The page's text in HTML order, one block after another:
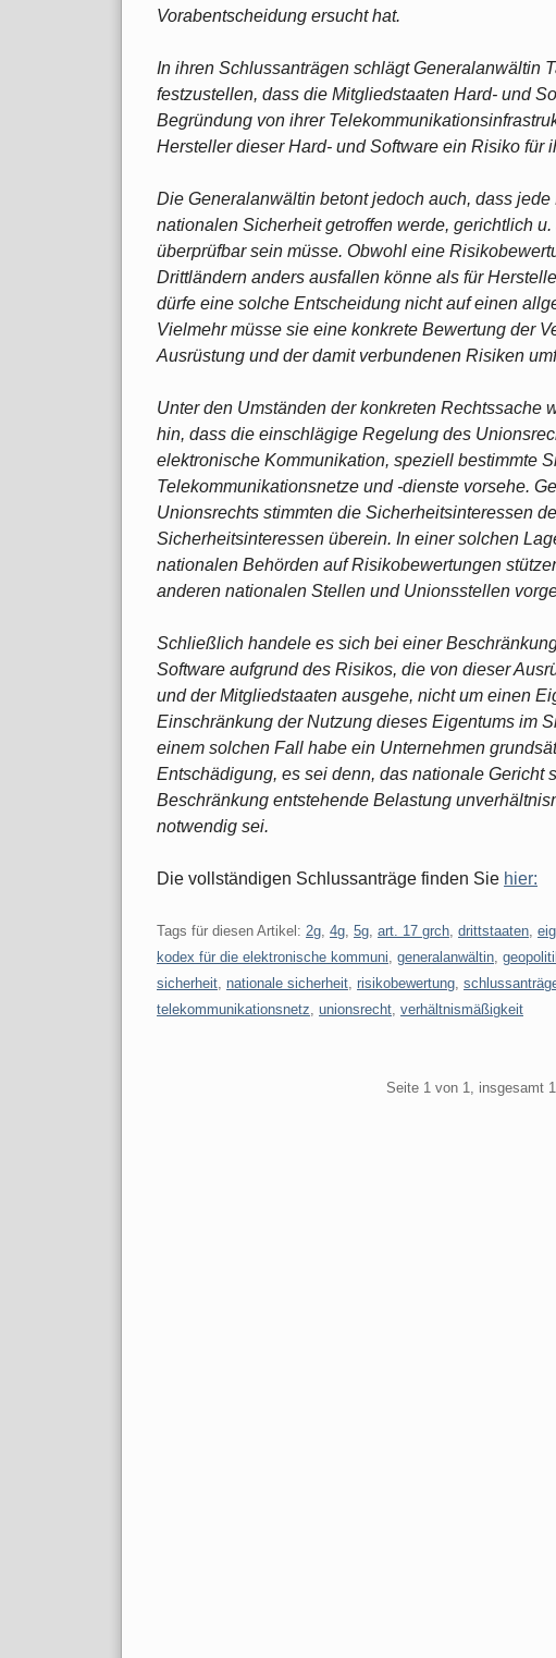
Vorabentscheidung ersucht hat.
In ihren Schlussanträgen schlägt Generalanwältin
festzustellen, dass die Mitgliedstaaten Hard- und
Begründung von ihrer
Hersteller dieser Hard- und Software ein Risiko für
Die Generalanwältin betont jedoch auch, dass
nationalen Sicherheit getroffen werde, gerichtlich
überprüfbar sein müsse. Obwohl eine
Drittländern anders ausfallen könne als für
dürfe eine solche Entscheidung nicht auf einen
Vielmehr müsse sie eine konkrete Bewertung der
Ausrüstung und der damit verbundenen Risiken
Unter den Umständen der konkreten Rechtssache
hin, dass die einschlägige Regelung des
elektronische Kommunikation, speziell bestimmte
Telekommunikationsnetze und -dienste vorsehe.
Unionsrechts stimmten die Sicherheitsinteressen
Sicherheitsinteressen überein. In einer solchen
nationalen Behörden auf Risikobewertungen
anderen nationalen Stellen und Unionsstellen
Schließlich handele es sich bei einer
Software aufgrund des Risikos, die von dieser
und der Mitgliedstaaten ausgehe, nicht um einen
Einschränkung der Nutzung dieses Eigentums im
einem solchen Fall habe ein Unternehmen
Entschädigung, es sei denn, das nationale Gericht
Beschränkung entstehende Belastung
notwendig sei.
Die vollständigen Schlussanträge finden Sie hier:
Tags für diesen Artikel: 2g 4g 5g art. 17 grch drittstaaten
kodex für die elektronische kommuni generalanwältin
sicherheit nationale sicherheit risikobewertung
telekommunikationsnetz unionsrecht verhältnismäßigkeit
Seite 1 von 1, insgesamt